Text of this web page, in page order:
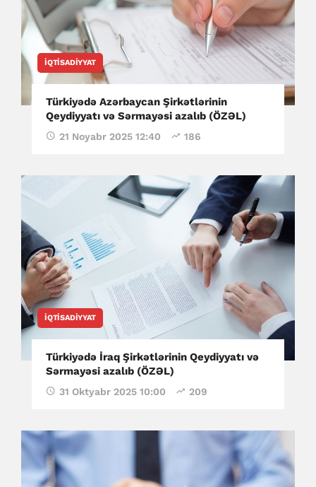
İQTISADIYYAT
Türkiyədə Azərbaycan Şirkətlərinin
Qeydiyyatı və Sərmayəsi azalıb (ÖZƏL)
21 Noyabr 2025 12:40 186
İQTISADIYYAT
Türkiyədə İraq Şirkətlərinin Qeydiyyatı və
Sərmayəsi azalıb (ÖZƏL)
31 Oktyabr 2025 10:00 209